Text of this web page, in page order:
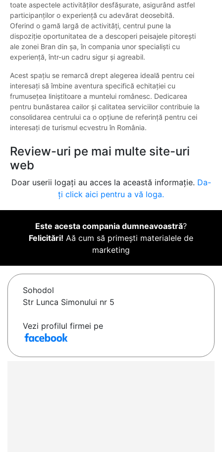
toate aspectele activităților desfășurate, asigurând astfel
participanților o experiență cu adevărat deosebită.
Oferind o gamă largă de activități, centrul pune la
dispoziție oportunitatea de a descoperi peisajele pitorești
ale zonei Bran din șa, în compania unor specialiști cu
experiență, într-un cadru sigur și agreabil.
Acest spațiu se remarcă drept alegerea ideală pentru cei
interesați să îmbine aventura specifică echitației cu
frumusețea liniștitoare a muntelui românesc. Dedicarea
pentru bunăstarea cailor și calitatea serviciilor contribuie la
consolidarea centrului ca o opțiune de referință pentru cei
interesați de turismul ecvestru în România.
Review-uri pe mai multe site-uri
web
Doar userii logați au acces la această informație. Da-
ți click aici pentru a vă loga.
Este acesta compania dumneavoastră?
Felicitări! Aă cum să primești materialele de
marketing
Sohodol
Str Lunca Simonului nr 5
Vezi profilul firmei pe